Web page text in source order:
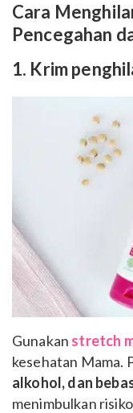
Cara
Pencegahan
1. Krim
Gunakan stretch
kesehatan Mama.
alkohol, dan
menimbulkan